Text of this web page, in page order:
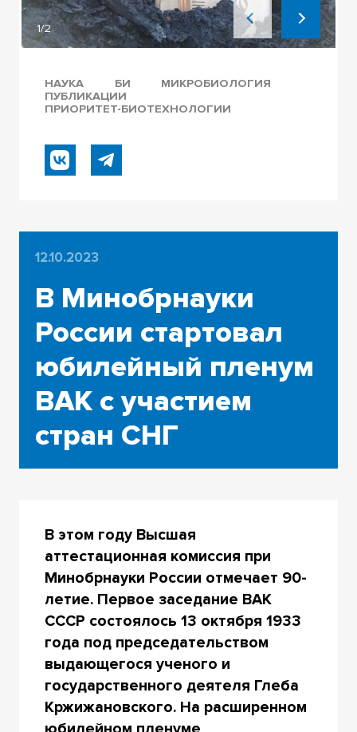
1/2
НАУКА БИ
МИКРОБИОЛОГИЯ
ПУБЛИКАЦИИ
ПРИОРИТЕТ-БИОТЕХНОЛОГИИ
12.10.2023
В Минобрнауки
России стартовал
юбилейный пленум
ВАК с участием
стран СНГ
В этом году Высшая
аттестационная комиссия при
Минобрнауки России отмечает 90-
летие. Первое заседание ВАК
СССР состоялось 13 октября 1933
года под председательством
выдающегося ученого и
государственного деятеля Глеба
Кржижановского. На расширенном